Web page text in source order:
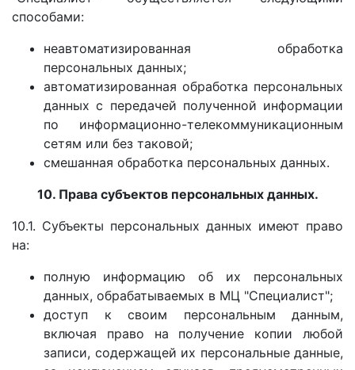
способами:
неавтоматизированная обработка
персональных данных;
автоматизированная обработка персональных
данных с передачей полученной информации
по информационно-телекоммуникационным
сетям или без таковой;
смешанная обработка персональных данных.
10. Права субъектов персональных данных.
10.1. Субъекты персональных данных имеют право
на:
полную информацию об их персональных
данных, обрабатываемых в МЦ "Специалист";
доступ к своим персональным данным,
включая право на получение копии любой
записи, содержащей их персональные данные,